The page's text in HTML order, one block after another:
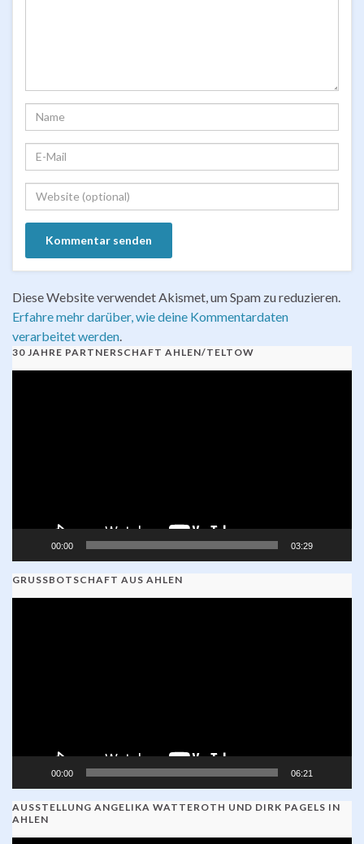
Diese Website verwendet Akismet, um Spam zu reduzieren.
Erfahre mehr darüber, wie deine Kommentardaten
verarbeitet werden
30 JAHRE PARTNERSCHAFT AHLEN/TELTOW
00:00 03:29
GRUSSBOTSCHAFT AUS AHLEN
00:00 06:21
AUSSTELLUNG ANGELIKA WATTEROTH UND DIRK PAGELS IN
AHLEN